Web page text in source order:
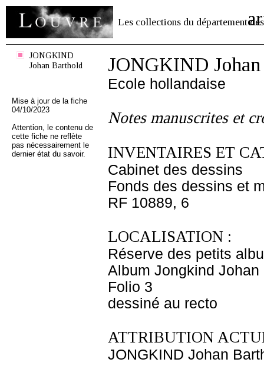
Les collections du département des
JONGKIND
Johan Barthold
Mise à jour de la fiche
04/10/2023
Attention, le contenu de
cette fiche ne reflète
pas nécessairement le
dernier état du savoir.
JONGKIND
Ecole hollandaise
Notes manuscrites et
INVENTAIRES ET
Cabinet des dessins
Fonds des dessins et
RF 10889, 6
LOCALISATION :
Réserve des petits
Album Jongkind Johan
Folio 3
dessiné au recto
ATTRIBUTION
JONGKIND Johan